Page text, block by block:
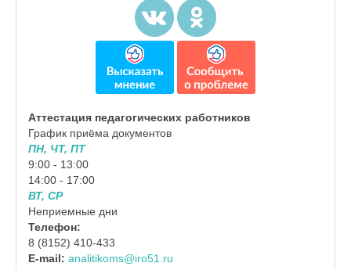
Аттестация педагогических работников
График приёма документов
ПН, ЧТ, ПТ
9:00 - 13:00
14:00 - 17:00
ВТ, СР
Неприемные дни
Телефон:
8 (8152) 410-433
E-mail: analitikoms@iro51.ru